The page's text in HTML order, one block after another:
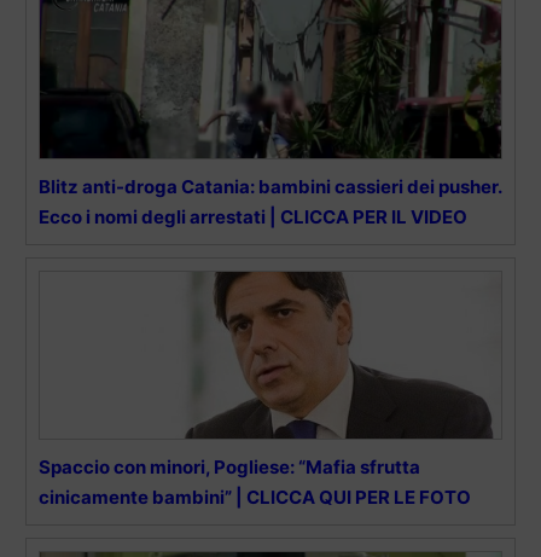
Blitz anti-droga Catania: bambini cassieri dei pusher.
Ecco i nomi degli arrestati | CLICCA PER IL VIDEO
Spaccio con minori, Pogliese: “Mafia sfrutta
cinicamente bambini” | CLICCA QUI PER LE FOTO